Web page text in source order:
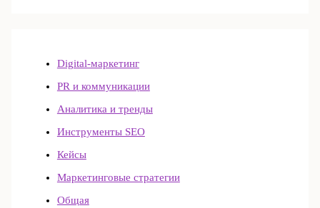
Digital-маркетинг
PR и коммуникации
Аналитика и тренды
Инструменты SEO
Кейсы
Маркетинговые стратегии
Общая